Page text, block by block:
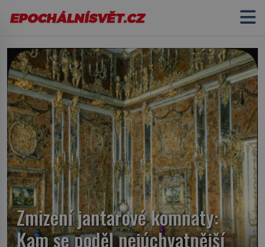
Zmizení jantarové komnaty:
Kam se poděl nejúchvatnější